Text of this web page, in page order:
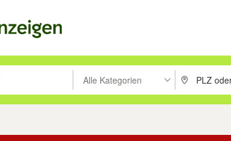
drücken um zu suchen, oder Vorschläge
Alle Kategorien PLZ oder